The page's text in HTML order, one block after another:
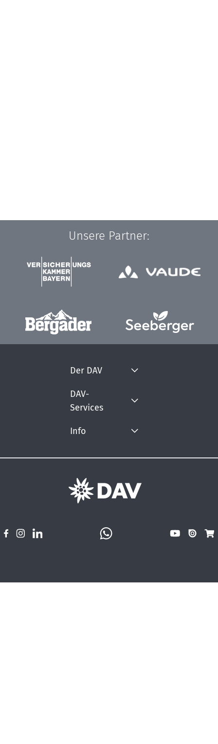
Unsere Partner:
Der DAV
DAV-
Services
Info